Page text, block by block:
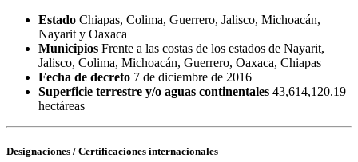
Estado Chiapas, Colima, Guerrero, Jalisco, Michoacán,
Nayarit y Oaxaca
Municipios Frente a las costas de los estados de Nayarit,
Jalisco, Colima, Michoacán, Guerrero, Oaxaca, Chiapas
Fecha de decreto 7 de diciembre de 2016
Superficie terrestre y/o aguas continentales 43,614,120.19
hectáreas
Designaciones / Certificaciones internacionales